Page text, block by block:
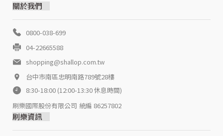
關於我們
0800-038-699
04-22665588
shopping@shallop.com.tw
台中市南區忠明南路789號28樓
8:30-18:00 (12:00-13:30 休息時間)
刷樂國際股份有限公司 統編 86257802
刷樂資訊